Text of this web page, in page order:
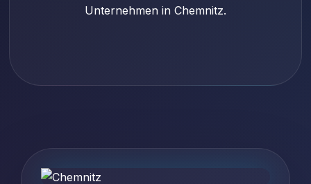
Unternehmen in Chemnitz.